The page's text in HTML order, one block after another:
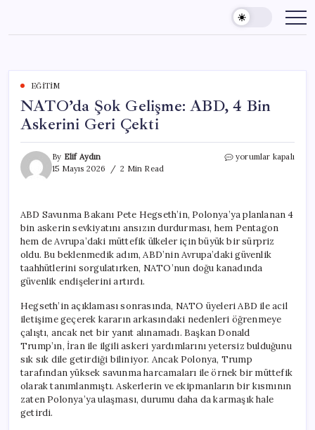
content
EĞITIM
NATO’da Şok Gelişme: ABD, 4 Bin
Askerini Geri Çekti
By Elif Aydın
15 Mayıs 2026
2 Min Read
NATO’da
Bin
Askerini
Geri
Çekti
için
yorumlar kapalı
ABD Savunma Bakanı Pete Hegseth’in, Polonya’ya planlanan 4
bin askerin sevkiyatını ansızın durdurması, hem Pentagon
hem de Avrupa’daki müttefik ülkeler için büyük bir sürpriz
oldu. Bu beklenmedik adım, ABD’nin Avrupa’daki güvenlik
taahhütlerini sorgulatırken, NATO’nun doğu kanadında
güvenlik endişelerini artırdı.
Hegseth’in açıklaması sonrasında, NATO üyeleri ABD ile acil
iletişime geçerek kararın arkasındaki nedenleri öğrenmeye
çalıştı, ancak net bir yanıt alınamadı. Başkan Donald
Trump’ın, İran ile ilgili askeri yardımlarını yetersiz bulduğunu
sık sık dile getirdiği biliniyor. Ancak Polonya, Trump
tarafından yüksek savunma harcamaları ile örnek bir müttefik
olarak tanımlanmıştı. Askerlerin ve ekipmanların bir kısmının
zaten Polonya’ya ulaşması, durumu daha da karmaşık hale
getirdi.